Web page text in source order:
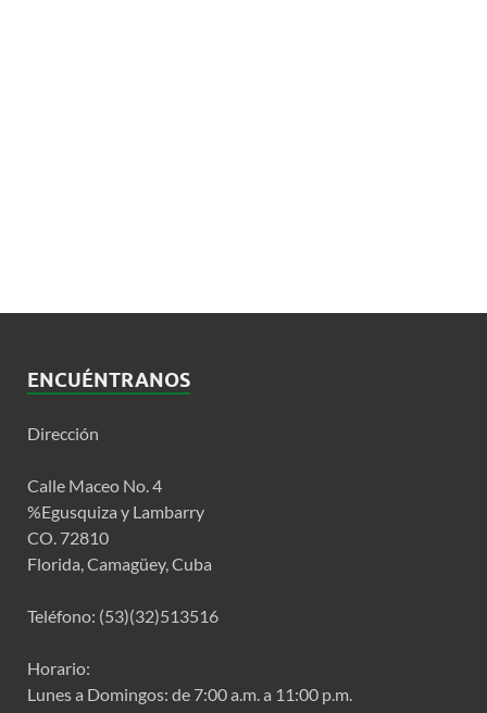
ENCUÉNTRANOS
Dirección
Calle Maceo No. 4
%Egusquiza y Lambarry
CO. 72810
Florida, Camagüey, Cuba
Teléfono: (53)(32)513516
Horario:
Lunes a Domingos: de 7:00 a.m. a 11:00 p.m.